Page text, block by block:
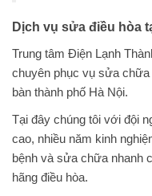
Dịch vụ sửa điều hòa
Trung tâm Điện Lạnh
chuyên phục vụ sửa chữa
bàn thành phố Hà Nội.
Tại đây chúng tôi với đội
cao, nhiều năm kinh
bệnh và sửa chữa nhanh
hãng điều hòa.